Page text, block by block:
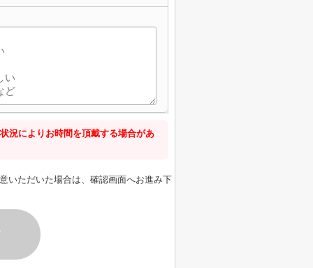
況によりお時間を頂戴する場合があ
いただいた場合は、確認画面へお進み下